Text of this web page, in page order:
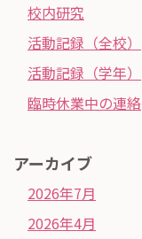
校内研究
活動記録（全校）
活動記録（学年）
臨時休業中の連絡
アーカイブ
2026年7月
2026年4月